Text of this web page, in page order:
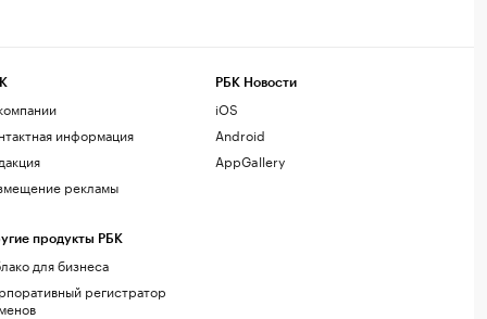
информация
рекламы
продукты РБК
для бизнеса
регистратор
РБК Новости
iOS
Android
AppGallery